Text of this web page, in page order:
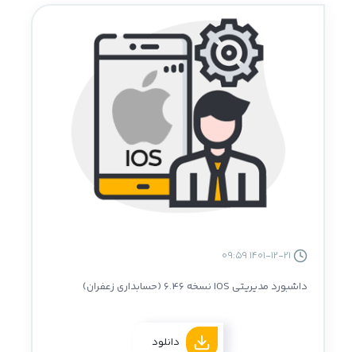
داشبورد مدیریتی IOS نسخه 6.46 (حسابداری زعفران)
دانلود